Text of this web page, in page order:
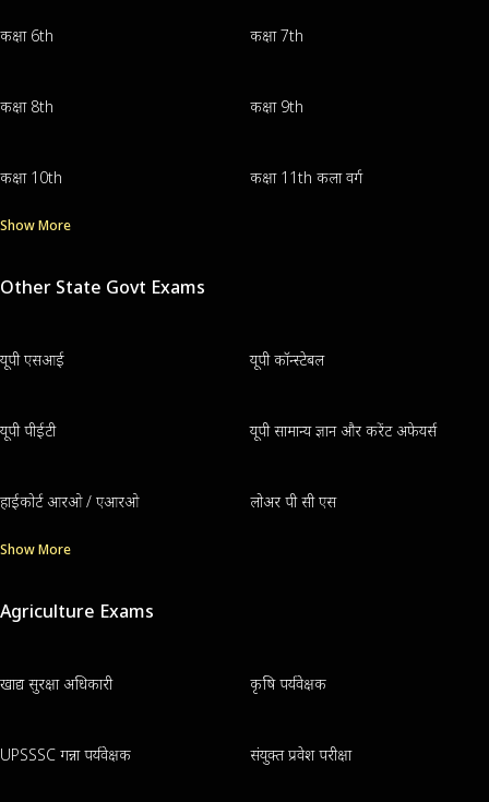
कक्षा 6th कक्षा 7th
कक्षा 8th कक्षा 9th
कक्षा 10th कक्षा 11th कला वर्ग
Show More
Other State Govt Exams
यूपी एसआई यूपी कॉन्स्टेबल
यूपी पीईटी यूपी सामान्य ज्ञान और करेंट अफेयर्स
हाईकोर्ट आरओ / एआरओ लोअर पी सी एस
Show More
Agriculture Exams
खाद्य सुरक्षा अधिकारी कृषि पर्यवेक्षक
UPSSSC गन्ना पर्यवेक्षक संयुक्त प्रवेश परीक्षा